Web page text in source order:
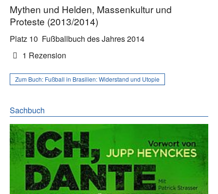
Mythen und Helden, Massenkultur und
Proteste (2013/2014)
Platz 10 Fußballbuch des Jahres 2014
1 Rezension
Zum Buch: Fußball in Brasilien: Widerstand und Utopie
Sachbuch